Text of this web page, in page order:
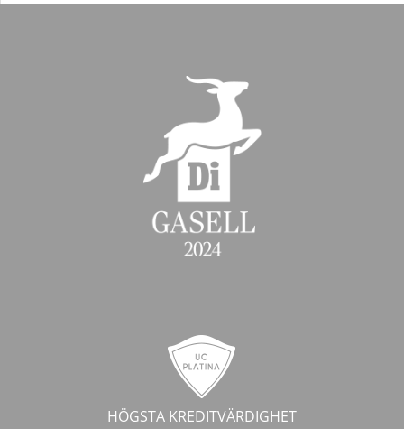
HÖGSTA KREDITVÄRDIGHET